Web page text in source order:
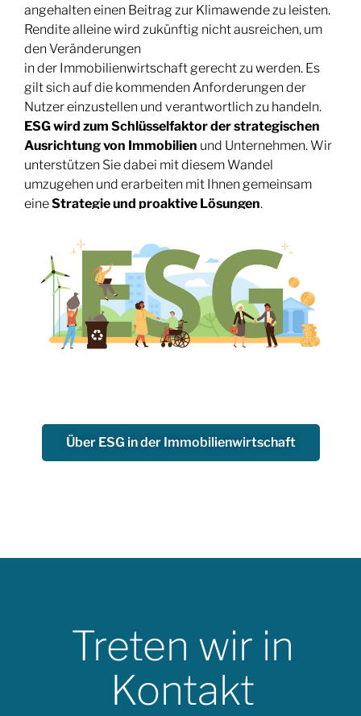
angehalten einen Beitrag zur Klimawende zu leisten.
Rendite alleine wird zukünftig nicht ausreichen, um
den Veränderungen
in der Immobilienwirtschaft gerecht zu werden. Es
gilt sich auf die kommenden Anforderungen der
Nutzer einzustellen und verantwortlich zu handeln.
ESG wird zum Schlüsselfaktor der strategischen
Ausrichtung von Immobilien und Unternehmen. Wir
unterstützen Sie dabei mit diesem Wandel
umzugehen und erarbeiten mit Ihnen gemeinsam
eineStrategie und proaktive Lösungen.
Über ESG in der Immobilienwirtschaft
Treten wir in
Kontakt